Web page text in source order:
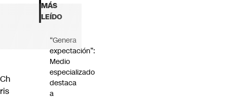
Ch
ris
MÁS
LEÍDO
“Genera
expectación”:
Medio
especializado
destaca
a